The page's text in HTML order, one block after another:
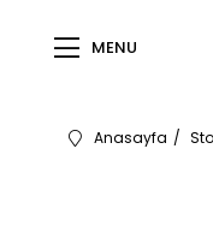
MENU
Anasayfa